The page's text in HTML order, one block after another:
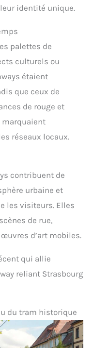
identité unique.
palettes de
culturels ou
étaient
que ceux de
de rouge et
marquaient
réseaux locaux.
contribuent de
urbaine et
les visiteurs. Elles
de rue,
d’art mobiles.
qui allie
reliant Strasbourg
du tram historique